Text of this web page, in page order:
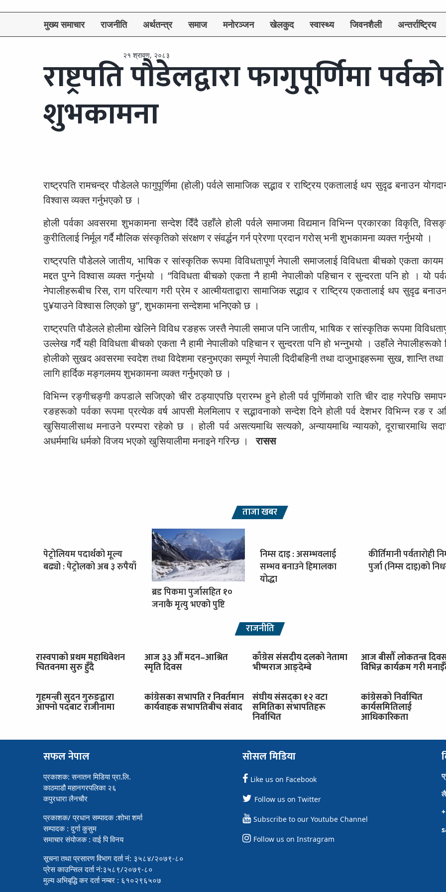
२१ श्रावण, २०८३
मुख्य समाचार राजनीति अर्थतन्त्र समाज मनोरञ्जन खेलकुद स्वास्थ्य जिवनशैली अन्तर्राष्ट्रिय
राष्ट्रपति पौडेलद्वारा फागुपूर्णिमा पर्वको
शुभकामना
राष्ट्रपति रामचन्द्र पौडेलले फागुपूर्णिमा (होली) पर्वले सामाजिक सद्भाव र राष्ट्रिय एकतालाई थप सुदृढ बनाउन
विश्वास व्यक्त गर्नुभएको छ ।
होली पर्वका अवसरमा शुभकामना सन्देश दिँदै उहाँले होली पर्वले समाजमा विद्यमान विभिन्न प्रकारका विकृति,
कुरीतिलाई निर्मूल गर्दै मौलिक संस्कृतिको संरक्षण र संवर्द्धन गर्न प्रेरणा प्रदान गरोस् भनी शुभकामना व्यक्त गर्नुभयो ।
राष्ट्रपति पौडेलले जातीय, भाषिक र सांस्कृतिक रूपमा विविधतापूर्ण नेपाली समाजलाई विविधता बीचको एकता कायम
मद्दत पुग्ने विश्वास व्यक्त गर्नुभयो । “विविधता बीचको एकता नै हामी नेपालीको पहिचान र सुन्दरता पनि हो । यो
नेपालीहरूबीच रिस, राग परित्याग गरी प्रेम र आत्मीयताद्वारा सामाजिक सद्भाव र राष्ट्रिय एकतालाई थप सुदृढ
पु¥याउने विश्वास लिएको छु”, शुभकामना सन्देशमा भनिएको छ ।
राष्ट्रपति पौडेलले होलीमा खेलिने विविध रङहरू जस्तै नेपाली समाज पनि जातीय, भाषिक र सांस्कृतिक रूपमा
उल्लेख गर्दै यही विविधता बीचको एकता नै हामी नेपालीको पहिचान र सुन्दरता पनि हो भन्नुभयो । उहाँले नेपालीहरूको
होलीको सुखद अवसरमा स्वदेश तथा विदेशमा रहनुभएका सम्पूर्ण नेपाली दिदीबहिनी तथा दाजुभाइहरूमा सुख, शान्ति तथा
लागि हार्दिक मङ्गलमय शुभकामना व्यक्त गर्नुभएको छ ।
विभिन्न रङ्गीचङ्गी कपडाले सजिएको चीर ठड्याएपछि प्रारम्भ हुने होली पर्व पूर्णिमाको राति चीर दाह गरेपछि
रङहरूको पर्वका रूपमा प्रत्येक वर्ष आपसी मेलमिलाप र सद्भावनाको सन्देश दिने होली पर्व देशभर विभिन्न रङ र
खुसियालीसाथ मनाउने परम्परा रहेको छ । होली पर्व असत्यमाथि सत्यको, अन्यायमाथि न्यायको, दूराचारमाथि
अधर्ममाथि धर्मको विजय भएको खुसियालीमा मनाइने गरिन्छ ।रासस
ताजा खबर
पेट्रोलियम पदार्थको मूल्य
बढ्यो : पेट्रोलको अब ३ रुपैयाँ
ब्रड पिकमा पुर्जासहित १०
जनाकै मृत्यु भएको पुष्टि
निम्स दाइ : असम्भवलाई
सम्भव बनाउने हिमालका
योद्धा
कीर्तिमानी पर्वतारोही
पुर्जा (निम्स दाइ)को
राजनीति
रास्वपाको प्रथम महाधिवेशन
चितवनमा सुरु हुँदै
आज ३३ औँ मदन–आश्रित
स्मृति दिवस
काँग्रेस संसदीय दलको नेतामा
भीष्मराज आङ्देम्बे
आज बीसौँ लोकतन्त्र
विभिन्न कार्यक्रम गरी
गृहमन्त्री सुदन गुरुङद्वारा
आफ्नो पदबाट राजीनामा
कांग्रेसका सभापति र निवर्तमान
कार्यवाहक सभापतिबीच संवाद
संघीय संसद्का १२ वटा
समितिका सभापतिहरू
निर्वाचित
कांग्रेसको निर्वाचित
कार्यसमितिलाई
आधिकारिकता
सफल नेपाल
प्रकाशक: सनातन मिडिया प्रा.लि.
काठमाडौ महानगरपलिका २६
कपुरधारा लैनचौर
प्रकाशक/ प्रधान सम्पादक :शोभा शर्मा
सम्पादक : दुर्गा कुसुम
समाचार संयोजक : वाई पि विनय
सूचना तथा प्रसारण विभाग दर्ता नं: ३५८४/२०७९-८०
प्रेस काउन्सिल दर्ता नं:३५८९/२०७९-८०
मुल्य अभिबृद्धि कर दर्ता नम्बर : ६१०२९६५०७
सोसल मिडिया
Like us on Facebook
Follow us on Twitter
Subscribe to our Youtube Channel
Follow us on Instragram